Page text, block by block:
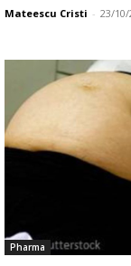
Mateescu Cristi - 23/10/
Pharma